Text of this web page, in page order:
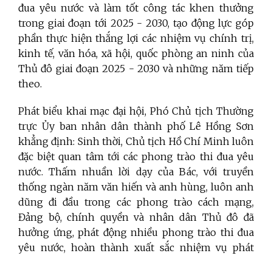
đua yêu nước và làm tốt công tác khen thưởng
trong giai đoạn tới 2025 - 2030, tạo động lực góp
phần thực hiện thắng lợi các nhiệm vụ chính trị,
kinh tế, văn hóa, xã hội, quốc phòng an ninh của
Thủ đô giai đoạn 2025 - 2030 và những năm tiếp
theo.
Phát biểu khai mạc đại hội, Phó Chủ tịch Thường
trực Ủy ban nhân dân thành phố Lê Hồng Sơn
khẳng định: Sinh thời, Chủ tịch Hồ Chí Minh luôn
đặc biệt quan tâm tới các phong trào thi đua yêu
nước. Thấm nhuần lời dạy của Bác, với truyền
thống ngàn năm văn hiến và anh hùng, luôn anh
dũng đi đầu trong các phong trào cách mạng,
Đảng bộ, chính quyền và nhân dân Thủ đô đã
hưởng ứng, phát động nhiều phong trào thi đua
yêu nước, hoàn thành xuất sắc nhiệm vụ phát